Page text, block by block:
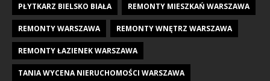
PŁYTKARZ BIELSKO BIAŁA REMONTY MIESZKAŃ WARSZAWA
REMONTY WARSZAWA REMONTY WNĘTRZ WARSZAWA
REMONTY ŁAZIENEK WARSZAWA
TANIA WYCENA NIERUCHOMOŚCI WARSZAWA